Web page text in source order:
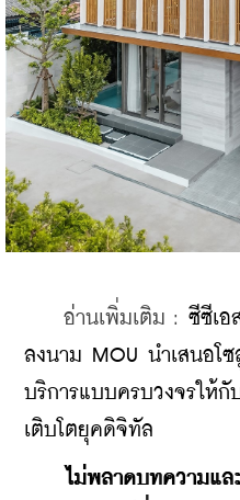
อ่านเพิ่มเติม : ซีซีเ
ลงนาม MOU นำเสนอโ
บริการแบบครบวงจรให้
เติบโตยุคดิจิทัล
ไม่พลาดบทความแล